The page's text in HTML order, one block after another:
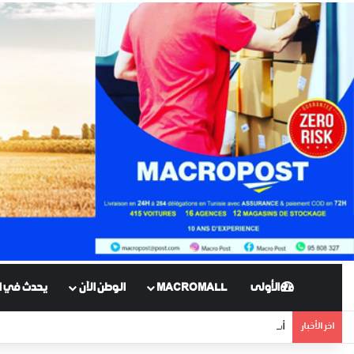
الأولى MACROMALL الوطن الآن يحدث في
اخر الأخبار أقدم نهر في العالم يظهر لبضعة أيام منذ 400 مليون سنة !